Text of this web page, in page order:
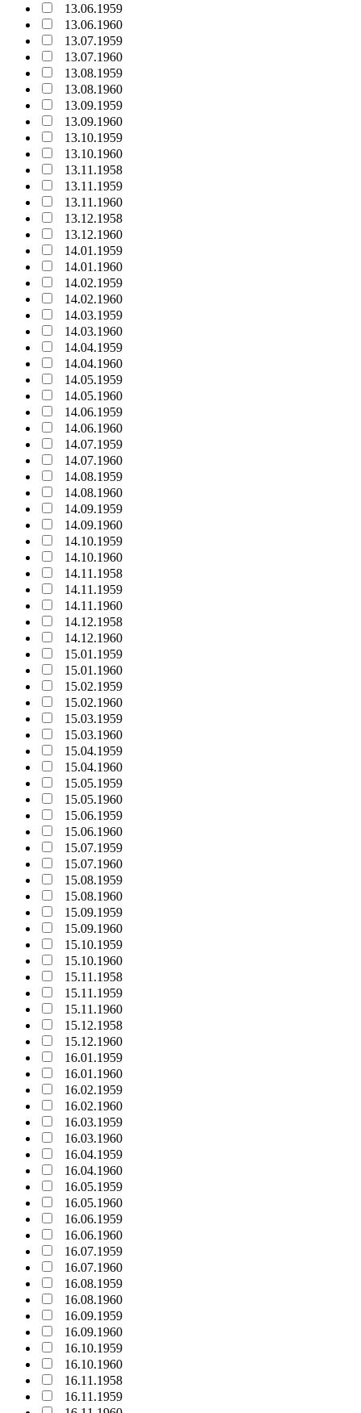
13.06.1959
13.06.1960
13.07.1959
13.07.1960
13.08.1959
13.08.1960
13.09.1959
13.09.1960
13.10.1959
13.10.1960
13.11.1958
13.11.1959
13.11.1960
13.12.1958
13.12.1960
14.01.1959
14.01.1960
14.02.1959
14.02.1960
14.03.1959
14.03.1960
14.04.1959
14.04.1960
14.05.1959
14.05.1960
14.06.1959
14.06.1960
14.07.1959
14.07.1960
14.08.1959
14.08.1960
14.09.1959
14.09.1960
14.10.1959
14.10.1960
14.11.1958
14.11.1959
14.11.1960
14.12.1958
14.12.1960
15.01.1959
15.01.1960
15.02.1959
15.02.1960
15.03.1959
15.03.1960
15.04.1959
15.04.1960
15.05.1959
15.05.1960
15.06.1959
15.06.1960
15.07.1959
15.07.1960
15.08.1959
15.08.1960
15.09.1959
15.09.1960
15.10.1959
15.10.1960
15.11.1958
15.11.1959
15.11.1960
15.12.1958
15.12.1960
16.01.1959
16.01.1960
16.02.1959
16.02.1960
16.03.1959
16.03.1960
16.04.1959
16.04.1960
16.05.1959
16.05.1960
16.06.1959
16.06.1960
16.07.1959
16.07.1960
16.08.1959
16.08.1960
16.09.1959
16.09.1960
16.10.1959
16.10.1960
16.11.1958
16.11.1959